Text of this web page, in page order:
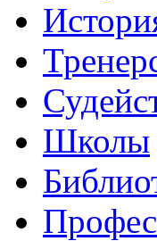
Школы